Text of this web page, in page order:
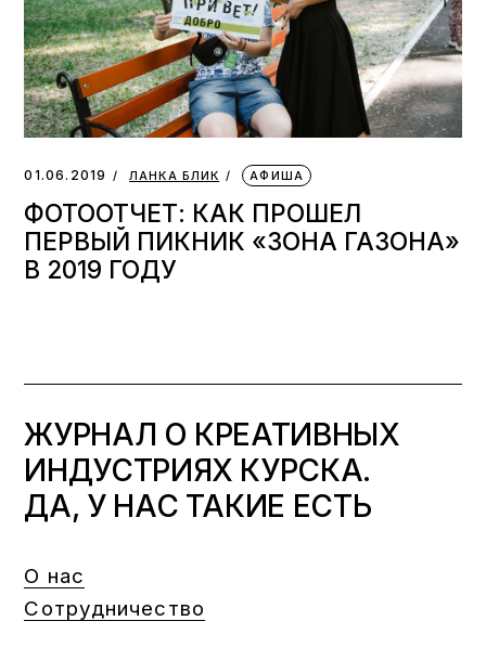
01.06.2019 ЛАНКА БЛИК АФИША
ФОТООТЧЕТ: КАК ПРОШЕЛ
ПЕРВЫЙ ПИКНИК «ЗОНА ГАЗОНА»
В 2019 ГОДУ
ЖУРНАЛ О КРЕАТИВНЫХ
ИНДУСТРИЯХ КУРСКА.
ДА, У НАС ТАКИЕ ЕСТЬ
О нас
Сотрудничество